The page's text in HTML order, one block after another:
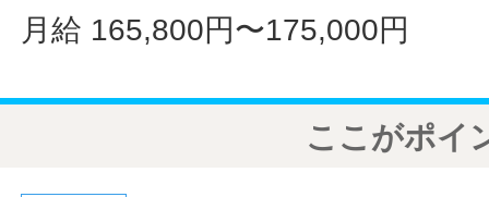
月給 165,800円〜175,000円
ここがポイ